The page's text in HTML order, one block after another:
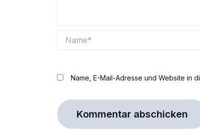
Name, E-Mail-Adresse und Website in